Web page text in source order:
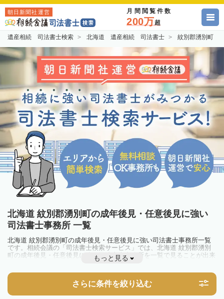
朝日新聞社運営 月間閲覧件数
200万超
遺産相続 司法書士検索 北海道 遺産相続 司法書士 紋別郡湧別町
北海道 紋別郡湧別町の成年後見・任意後見に強い
司法書士事務所 一覧
北海道 紋別郡湧別町の成年後見・任意後見に強い司法書士事務所一覧
です。相続会議の「司法書士検索サービス」では、北海道 紋別郡湧別
町の成年後見・任意後見に強い司法書士事務所を一覧で見ることが出来
ます。相続のトラブルやお悩みを抱えている方は一度近隣の司法書士に
もっと見る
さらに条件を絞り込む